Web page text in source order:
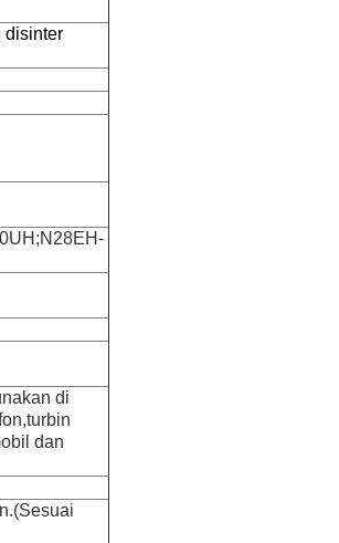
disinter
di
turbin
dan